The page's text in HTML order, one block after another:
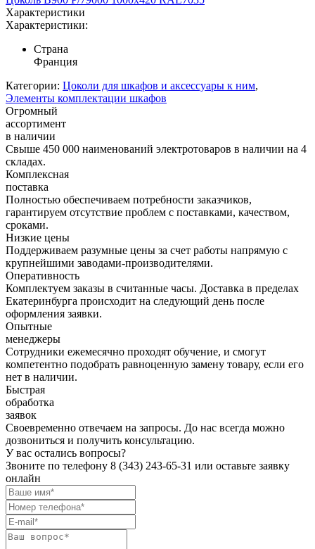
Характеристики
Характеристики:
Страна
Франция
Категории: Цоколи для шкафов и аксессуары к ним,
Элементы комплектации шкафов
Огромный
ассортимент
в наличии
Свыше 450 000 наименований электротоваров в наличии на 4
складах.
Комплексная
поставка
Полностью обеспечиваем потребности заказчиков,
гарантируем отсутствие проблем с поставками, качеством,
сроками.
Низкие цены
Поддерживаем разумные цены за счет работы напрямую с
крупнейшими заводами-производителями.
Оперативность
Комплектуем заказы в считанные часы. Доставка в пределах
Екатеринбурга происходит на следующий день после
оформления заявки.
Опытные
менеджеры
Сотрудники ежемесячно проходят обучение, и смогут
компетентно подобрать равноценную замену товару, если его
нет в наличии.
Быстрая
обработка
заявок
Своевременно отвечаем на запросы. До нас всегда можно
дозвониться и получить консультацию.
У вас остались вопросы?
Звоните по телефону 8 (343) 243-65-31 или оставьте заявку
онлайн